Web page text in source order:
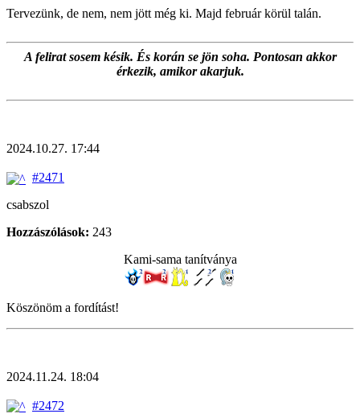
Tervezünk, de nem, nem jött még ki. Majd február körül talán.
A felirat sosem késik. És korán se jön soha. Pontosan akkor
érkezik, amikor akarjuk.
2024.10.27. 17:44
#2471
csabszol
Hozzászólások: 243
Kami-sama tanítványa
Köszönöm a fordítást!
2024.11.24. 18:04
#2472